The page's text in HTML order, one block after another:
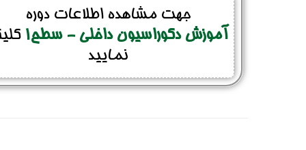
جهت مشاهده اطلاعات دوره
آموزش دکوراسیون داخلی - سطح1
نمایید